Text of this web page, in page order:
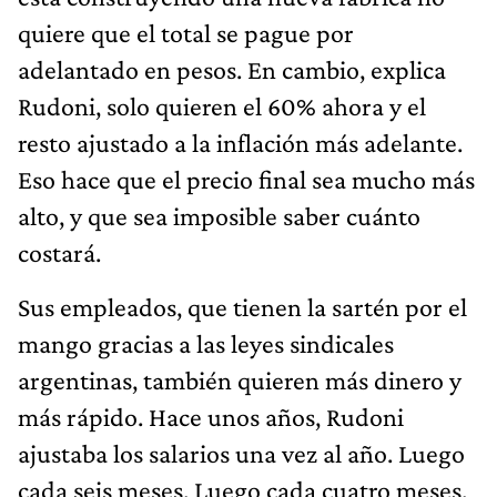
quiere que el total se pague por
adelantado en pesos. En cambio, explica
Rudoni, solo quieren el 60% ahora y el
resto ajustado a la inflación más adelante.
Eso hace que el precio final sea mucho más
alto, y que sea imposible saber cuánto
costará.
Sus empleados, que tienen la sartén por el
mango gracias a las leyes sindicales
argentinas, también quieren más dinero y
más rápido. Hace unos años, Rudoni
ajustaba los salarios una vez al año. Luego
cada seis meses. Luego cada cuatro meses.